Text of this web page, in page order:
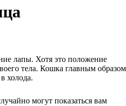
лапы. Хотя это положение
тела. Кошка главным образом
холода.
могут показаться вам